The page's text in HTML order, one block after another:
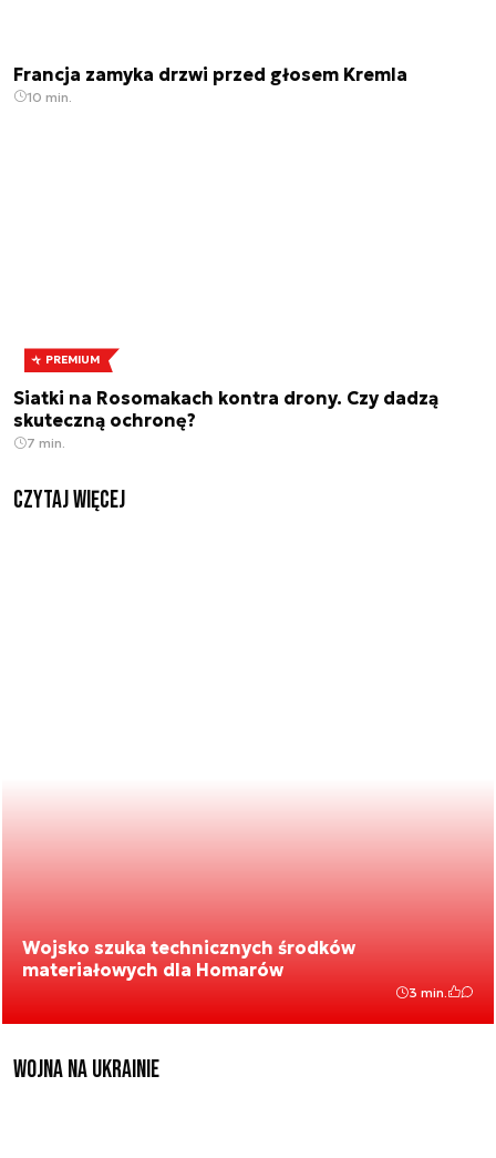
Francja zamyka drzwi przed głosem Kremla
10 min.
PREMIUM
Siatki na Rosomakach kontra drony. Czy dadzą
skuteczną ochronę?
7 min.
czytaj więcej
Wojsko szuka technicznych środków
materiałowych dla Homarów
3 min.
Wojna na Ukrainie